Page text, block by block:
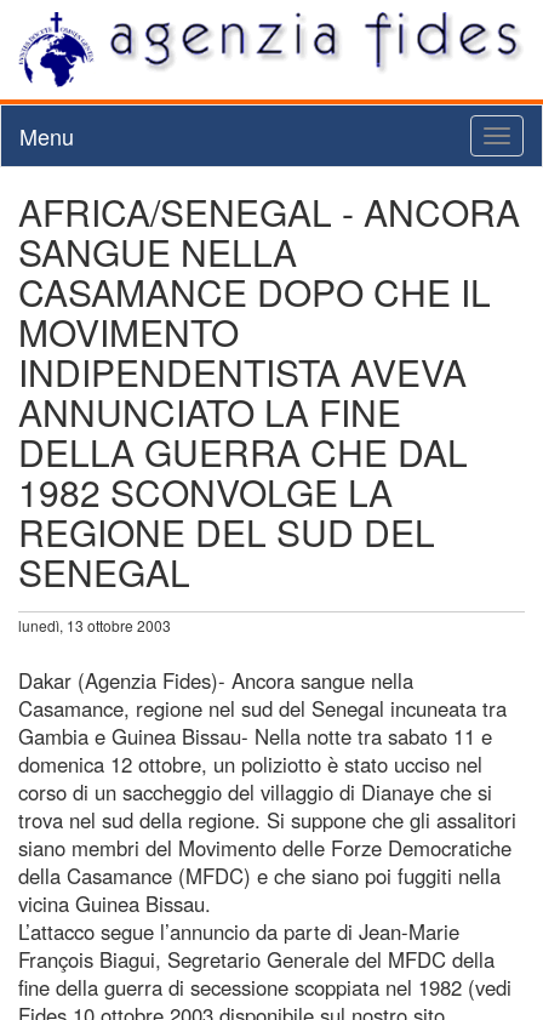
Menu
AFRICA/SENEGAL - ANCORA
SANGUE NELLA
CASAMANCE DOPO CHE IL
MOVIMENTO
INDIPENDENTISTA AVEVA
ANNUNCIATO LA FINE
DELLA GUERRA CHE DAL
1982 SCONVOLGE LA
REGIONE DEL SUD DEL
SENEGAL
lunedì, 13 ottobre 2003
Dakar (Agenzia Fides)- Ancora sangue nella
Casamance, regione nel sud del Senegal incuneata tra
Gambia e Guinea Bissau- Nella notte tra sabato 11 e
domenica 12 ottobre, un poliziotto è stato ucciso nel
corso di un saccheggio del villaggio di Dianaye che si
trova nel sud della regione. Si suppone che gli assalitori
siano membri del Movimento delle Forze Democratiche
della Casamance (MFDC) e che siano poi fuggiti nella
vicina Guinea Bissau.
L’attacco segue l’annuncio da parte di Jean-Marie
François Biagui, Segretario Generale del MFDC della
fine della guerra di secessione scoppiata nel 1982 (vedi